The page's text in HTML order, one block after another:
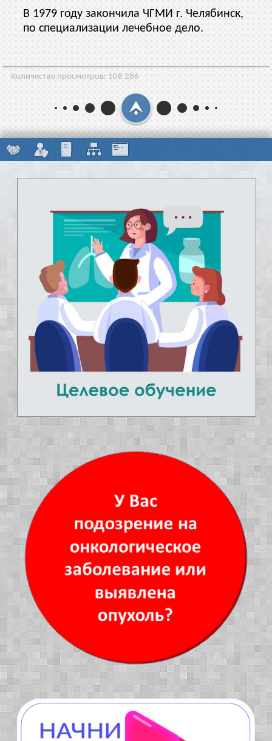
В 1979 году закончила ЧГМИ г. Челябинск,
по специализации лечебное дело.
Количество просмотров: 108 286